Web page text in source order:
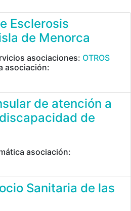
Esclerosis
de Menorca
asociaciones: OTROS
asociación:
de atención a
de
asociación:
Sanitaria de las